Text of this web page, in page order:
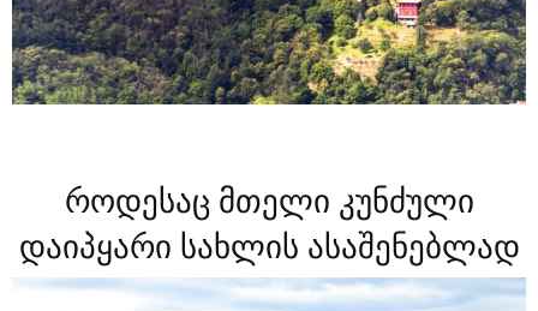
როდესაც მთელი კუნძული
დაიპყარი სახლის ასაშენებლად